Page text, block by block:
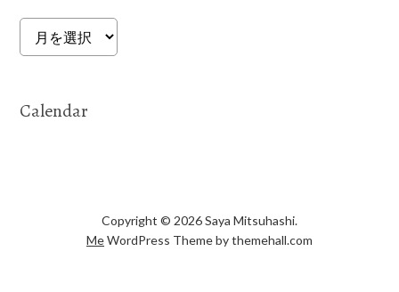
Archives
Calendar
Copyright © 2026 Saya Mitsuhashi.
MeWordPress Theme by themehall.com